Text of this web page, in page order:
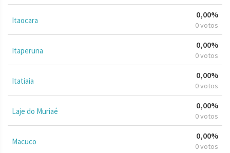
Itaocara
0,00%
0 votos
Itaperuna
0,00%
0 votos
Itatiaia
0,00%
0 votos
Laje do Muriaé
0,00%
0 votos
Macuco
0,00%
0 votos